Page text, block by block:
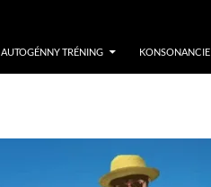
AUTOGÉNNY TRÉNING KONSONANCIE